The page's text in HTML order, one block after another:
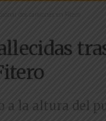
dos camiones en Fitero
a la altura del